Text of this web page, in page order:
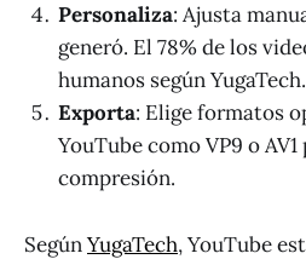
Personaliza: Ajusta
generó. El 78% de los
humanos según YugaTech.
Exporta: Elige formatos
YouTube como VP9 o
compresión.
SegúnYugaTech, YouTube